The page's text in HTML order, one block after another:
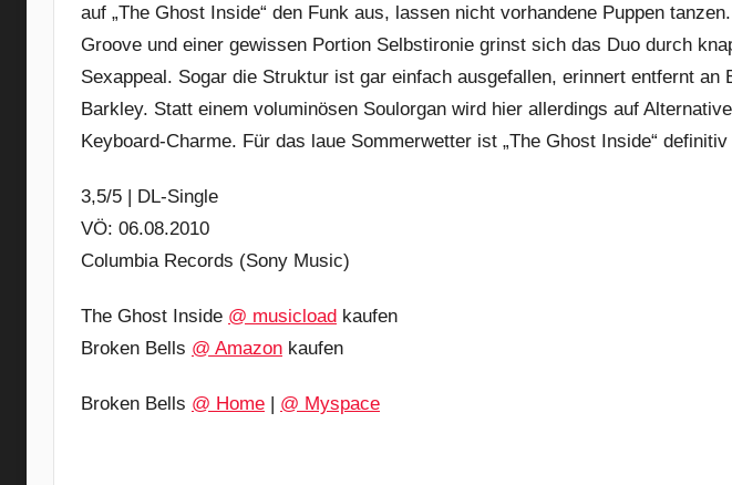
auf „The Ghost Inside“ den Funk aus, lassen nicht vorhandene Puppen
Groove und einer gewissen Portion Selbstironie grinst sich das Duo durch
Sexappeal. Sogar die Struktur ist gar einfach ausgefallen, erinnert entfernt an
Barkley. Statt einem voluminösen Soulorgan wird hier allerdings auf
Keyboard-Charme. Für das laue Sommerwetter ist „The Ghost Inside“
3,5/5 | DL-Single
VÖ: 06.08.2010
Columbia Records (Sony Music)
The Ghost Inside @ musicload kaufen
Broken Bells @ Amazon kaufen
Broken Bells @ Home @ Myspace